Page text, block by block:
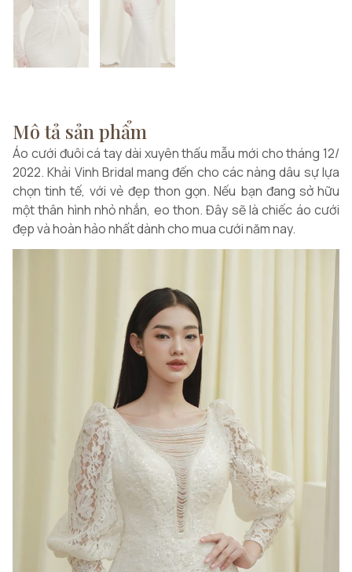
Mô tả sản phẩm
Áo cưới đuôi cá tay dài xuyên thấu mẫu mới cho tháng 12/
2022. Khải Vinh Bridal mang đến cho các nàng dâu sự lựa
chọn tinh tế, với vẻ đẹp thon gọn. Nếu bạn đang sở hữu
một thân hình nhỏ nhắn, eo thon. Đây sẽ là chiếc áo cưới
đẹp và hoàn hảo nhất dành cho mua cưới năm nay.